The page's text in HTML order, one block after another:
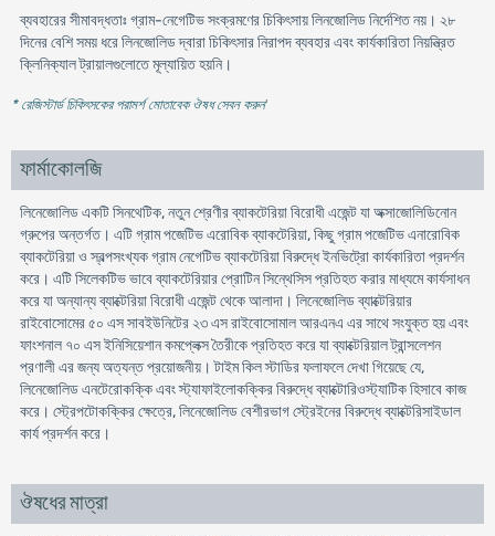
ব্যবহারের সীমাবদ্ধতাঃ গ্রাম-নেগেটিভ সংক্রমণের চিকিৎসায় লিনজোলিড নির্দেশিত নয়। ২৮
দিনের বেশি সময় ধরে লিনজোলিড দ্বারা চিকিৎসার নিরাপদ ব্যবহার এবং কার্যকারিতা নিয়ন্ত্রিত
ক্লিনিক্যাল ট্রায়ালগুলোতে মূল্যায়িত হয়নি।
* রেজিস্টার্ড চিকিৎসকের পরামর্শ মোতাবেক ঔষধ সেবন করুন'
ফার্মাকোলজি
লিনেজোলিড একটি সিনথেটিক, নতুন শ্রেণীর ব্যাকটেরিয়া বিরোধী এজেন্ট যা অক্সাজোলিডিনোন
গ্রুপের অন্তর্গত। এটি গ্রাম পজেটিভ এরোবিক ব্যাকটেরিয়া, কিছু গ্রাম পজেটিভ এনারোবিক
ব্যাকটেরিয়া ও স্বল্পসংখ্যক গ্রাম নেগেটিভ ব্যাকটেরিয়া বিরুদ্ধে ইনভিট্রো কার্যকারিতা প্রদর্শন
করে। এটি সিলেকটিভ ভাবে ব্যাকটেরিয়ার প্রোটিন সিন্থেসিস প্রতিহত করার মাধ্যমে কার্যসাধন
করে যা অন্যান্য ব্যাক্টেরিয়া বিরোধী এজেন্ট থেকে আলাদা। লিনেজোলিড ব্যাক্টেরিয়ার
রাইবোসোমের ৫০ এস সাবইউনিটের ২৩ এস রাইবোসোমাল আরএনএ এর সাথে সংযুক্ত হয় এবং
ফাংশনাল ৭০ এস ইনিসিয়েশান কমপ্লেক্স তৈরীকে প্রতিহত করে যা ব্যাক্টেরিয়াল ট্রান্সলেশন
প্রণালী এর জন্য অত্যন্ত প্রয়োজনীয়। টাইম কিল স্টাডির ফলাফলে দেখা গিয়েছে যে,
লিনেজোলিড এনটেরোকক্কি এবং স্ট্যাফাইলোকক্কির বিরুদ্ধে ব্যাক্টোরিওস্ট্যাটিক হিসাবে কাজ
করে। স্ট্রেপটোকক্কির ক্ষেত্রে, লিনেজোলিড বেশীরভাগ স্ট্রেইনের বিরুদ্ধে ব্যাক্টেরিসাইডাল
কার্য প্রদর্শন করে।
ঔষধের মাত্রা